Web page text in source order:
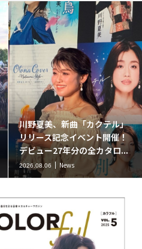
二見颯一の人気ラジオ番組
『やまステ』に葉月みなみが
ゲスト出演。新曲「小樽終...
2026.08.06 News